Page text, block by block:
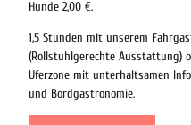
Hunde 2,00 €.
1,5 Stunden mit unserem
(Rollstuhlgerechte Ausstattung)
Uferzone mit unterhaltsamen
und Bordgastronomie.